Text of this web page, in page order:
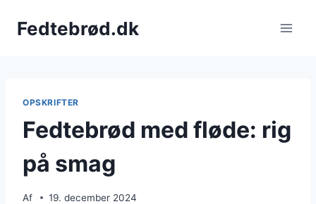
Fedtebrød.dk
OPSKRIFTER
Fedtebrød med fløde: rig
på smag
Af 19. december 2024